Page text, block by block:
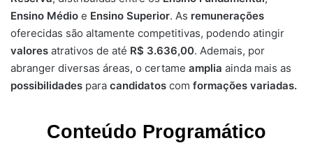
Ensino Médio e Ensino Superior. As remunerações
oferecidas são altamente competitivas, podendo atingir
valores atrativos de até R$ 3.636,00. Ademais, por
abranger diversas áreas, o certame amplia ainda mais as
possibilidades para candidatos com formações variadas.
Conteúdo Programático